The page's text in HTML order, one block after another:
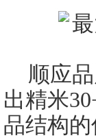
顺应
出精米
品结构